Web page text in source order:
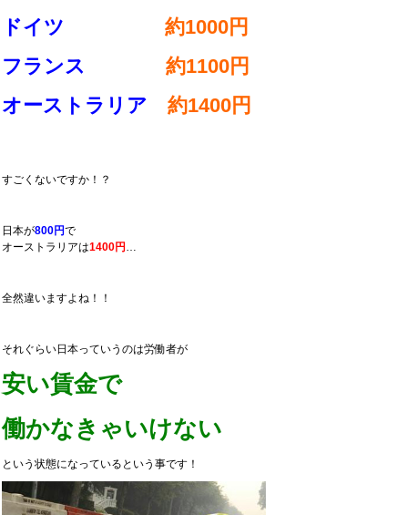
ドイツ
約1000円
フランス
約1100円
オーストラリア
約1400円
すごくないですか！？
日本が800円で
オーストラリアは1400円 …
全然違いますよね！！
それぐらい日本っていうのは労働者が
安い賃金で
働かなきゃいけない
という状態になっているという事です！